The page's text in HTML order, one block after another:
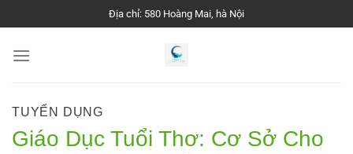
đến
nội
Địa chỉ: 580 Hoàng Mai, hà Nội
TUYỂN DỤNG
Giáo Dục Tuổi Thơ: Cơ Sở Cho